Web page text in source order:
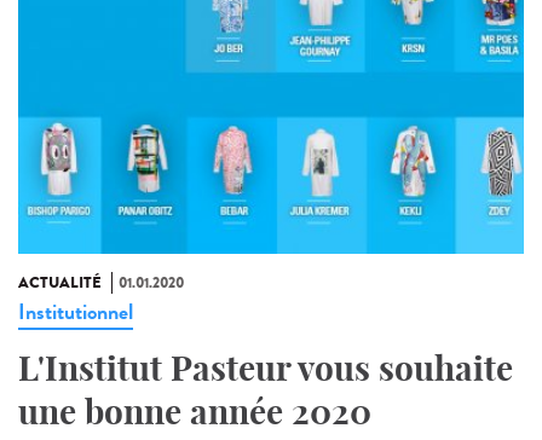
ACTUALITÉ 01.01.2020
Institutionnel
L'Institut Pasteur vous souhaite
une bonne année 2020